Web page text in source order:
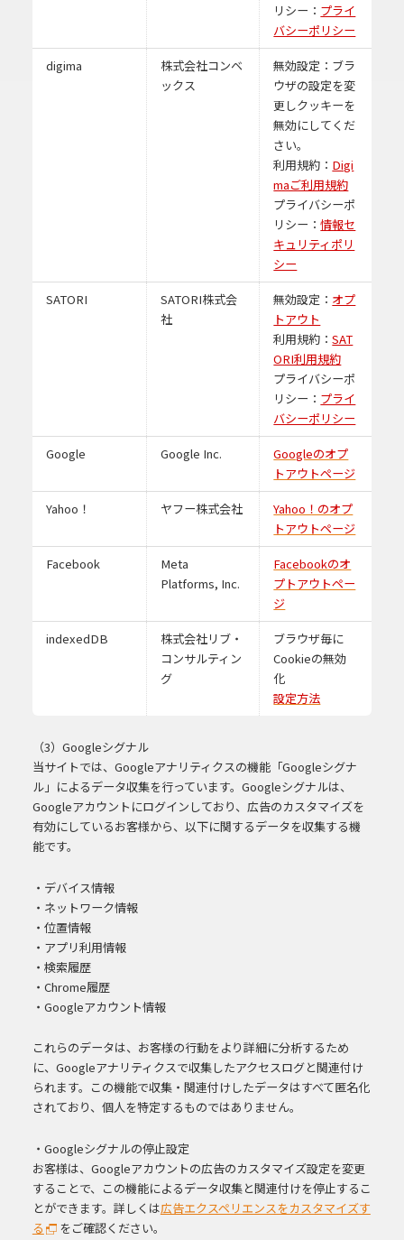
リシー： プライ
バシーポリシー
digima
株式会社コンベ
ックス
無効設定：ブラ
ウザの設定を変
更しクッキーを
無効にしてくだ
さい。
利用規約： Digi
maご利用規約
プライバシーポ
リシー：情報セ
キュリティポリ
シー
SATORI
SATORI株式会
社
無効設定： オプ
トアウト
利用規約：SAT
ORI利用規約
プライバシーポ
リシー： プライ
バシーポリシー
Google Google Inc.
Googleのオプ
トアウトページ
Yahoo！ ヤフー株式会社
Yahoo！のオプ
トアウトページ
Facebook
Meta
Platforms, Inc.
Facebookのオ
プトアウトペー
ジ
indexedDB
株式会社リブ・
コンサルティン
グ
ブラウザ毎に
Cookieの無効
化
設定方法
（3）Googleシグナル
当サイトでは、Googleアナリティクスの機能「Googleシグナ
ル」によるデータ収集を行っています。Googleシグナルは、
Googleアカウントにログインしており、広告のカスタマイズを
有効にしているお客様から、以下に関するデータを収集する機
能です。
・デバイス情報
・ネットワーク情報
・位置情報
・アプリ利用情報
・検索履歴
・Chrome履歴
・Googleアカウント情報
これらのデータは、お客様の行動をより詳細に分析するため
に、Googleアナリティクスで収集したアクセスログと関連付け
られます。この機能で収集・関連付けしたデータはすべて匿名化
されており、個人を特定するものではありません。
・Googleシグナルの停止設定
お客様は、Googleアカウントの広告のカスタマイズ設定を変更
することで、この機能によるデータ収集と関連付けを停止するこ
とができます。詳しくは広告エクスペリエンスをカスタマイズす
る
をご確認ください。